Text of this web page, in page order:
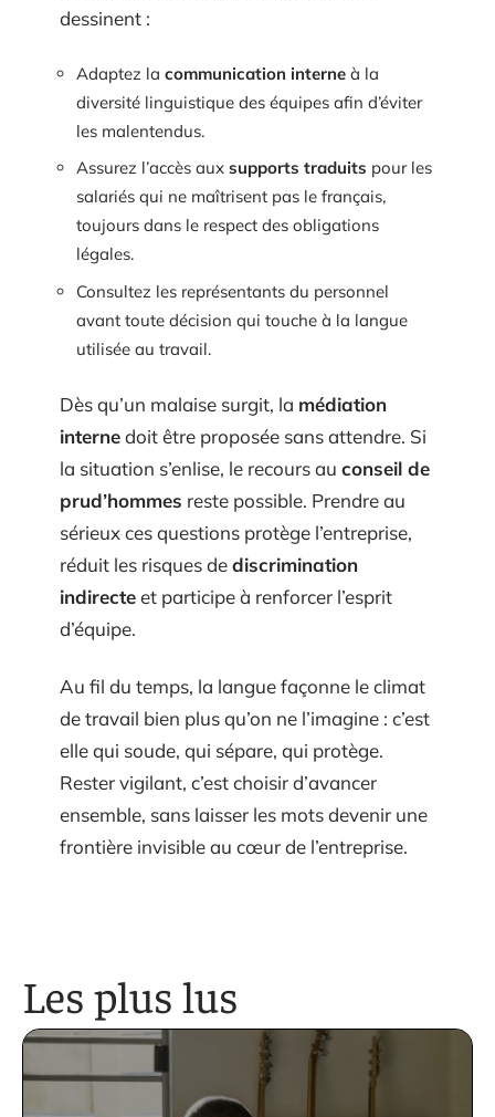
dessinent :
Adaptez la communication interne à la
diversité linguistique des équipes afin d’éviter
les malentendus.
Assurez l’accès aux supports traduits pour les
salariés qui ne maîtrisent pas le français,
toujours dans le respect des obligations
légales.
Consultez les représentants du personnel
avant toute décision qui touche à la langue
utilisée au travail.
Dès qu’un malaise surgit, la médiation
internedoit être proposée sans attendre. Si
la situation s’enlise, le recours au conseil de
prud’hommes reste possible. Prendre au
sérieux ces questions protège l’entreprise,
réduit les risques dediscrimination
indirecteet participe à renforcer l’esprit
d’équipe.
Au fil du temps, la langue façonne le climat
de travail bien plus qu’on ne l’imagine : c’est
elle qui soude, qui sépare, qui protège.
Rester vigilant, c’est choisir d’avancer
ensemble, sans laisser les mots devenir une
frontière invisible au cœur de l’entreprise.
Les plus lus